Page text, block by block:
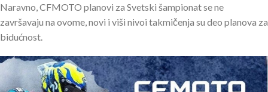
Naravno, CFMOTO planovi za Svetski šampionat se ne
završavaju na ovome, novi i viši nivoi takmičenja su deo planova za
bidućnost.